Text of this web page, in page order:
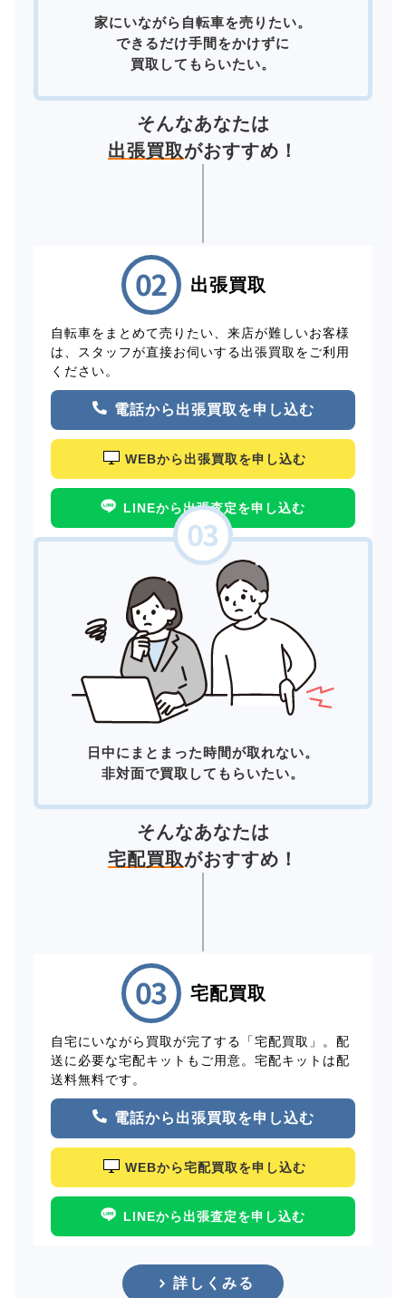
家にいながら自転車を売りたい。
できるだけ手間をかけずに
買取してもらいたい。
そんなあなたは
出張買取がおすすめ！
出張買取
自転車をまとめて売りたい、来店が難しいお客様
は、スタッフが直接お伺いする出張買取をご利用
ください。
電話から出張買取を申し込む
WEBから出張買取を申し込む
LINEから出張査定を申し込む
日中にまとまった時間が取れない。
非対面で買取してもらいたい。
そんなあなたは
宅配買取がおすすめ！
宅配買取
自宅にいながら買取が完了する「宅配買取」。配
送に必要な宅配キットもご用意。宅配キットは配
送料無料です。
電話から出張買取を申し込む
WEBから宅配買取を申し込む
LINEから出張査定を申し込む
詳しくみる